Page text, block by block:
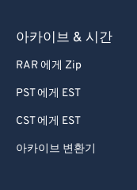
아카이브 & 시간
RAR 에게 Zip
PST 에게 EST
CST 에게 EST
아카이브 변환기